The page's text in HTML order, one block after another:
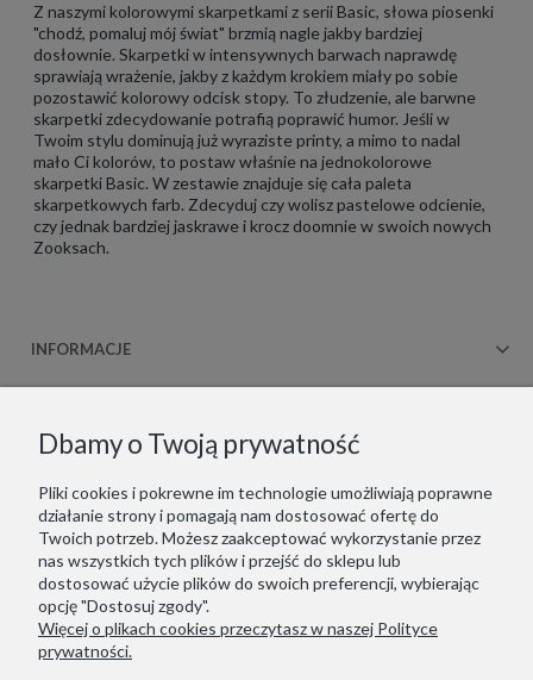
Z naszymi kolorowymi skarpetkami z serii Basic, słowa piosenki
"chodź, pomaluj mój świat" brzmią nagle jakby bardziej
dosłownie. Skarpetki w intensywnych barwach naprawdę
sprawiają wrażenie, jakby z każdym krokiem miały po sobie
pozostawić kolorowy odcisk stopy. To złudzenie, ale barwne
skarpetki zdecydowanie potrafią poprawić humor. Jeśli w
Twoim stylu dominują już wyraziste printy, a mimo to nadal
mało Ci kolorów, to postaw właśnie na jednokolorowe
skarpetki Basic. W zestawie znajduje się cała paleta
skarpetkowych farb. Zdecyduj czy wolisz pastelowe odcienie,
czy jednak bardziej jaskrawe i krocz doomnie w swoich nowych
Zooksach.
INFORMACJE
KONTAKT
Copyrights © 2021 - ZOOKSY.
Jesteśmy zarejestrowani w niemieckim systemie LUCID
Dbamy o Twoją prywatność
Pliki cookies i pokrewne im technologie umożliwiają poprawne
działanie strony i pomagają nam dostosować ofertę do
Twoich potrzeb. Możesz zaakceptować wykorzystanie przez
nas wszystkich tych plików i przejść do sklepu lub
dostosować użycie plików do swoich preferencji, wybierając
opcję "Dostosuj zgody".
Więcej o plikach cookies przeczytasz w naszej Polityce
prywatności.